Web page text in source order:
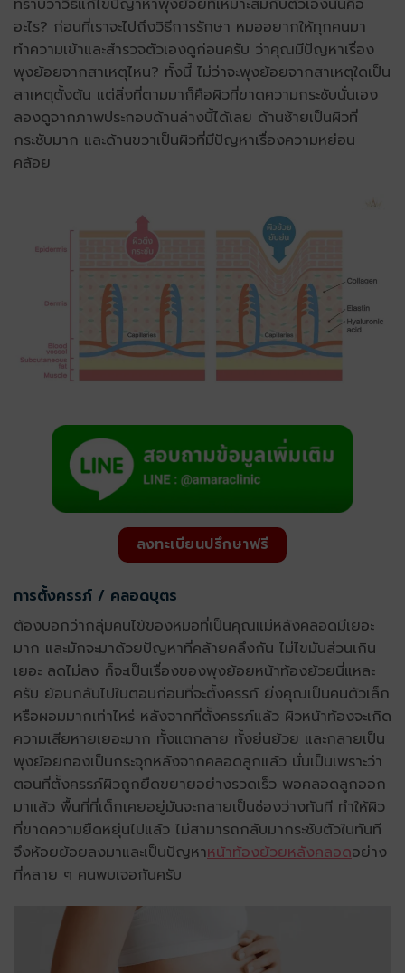
ทราบว่าวิธีแก้ไขปัญาหาพุงย้อยที่เหมาะสมกับตัวเองนั้นคือ
อะไร? ก่อนที่เราจะไปถึงวิธีการรักษา หมออยากให้ทุกคนมา
ทำความเข้าและสำรวจตัวเองดูก่อนครับ ว่าคุณมีปัญหาเรื่อง
พุงย้อยจากสาเหตุไหน? ทั้งนี้ ไม่ว่าจะพุงย้อยจากสาเหตุใดเป็น
สาเหตุตั้งต้น แต่สิ่งที่ตามมาก็คือผิวที่ขาดความกระชับนั่นเอง
ลองดูจากภาพประกอบด้านล่างนี้ได้เลย ด้านซ้ายเป็นผิวที่
กระชับมาก และด้านขวาเป็นผิวที่มีปัญหาเรื่องความหย่อน
คล้อย
ลงทะเบียนปรึกษาฟรี
การตั้งครรภ์ / คลอดบุตร
ต้องบอกว่ากลุ่มคนไข้ของหมอที่เป็นคุณแม่หลังคลอดมีเยอะ
มาก และมักจะมาด้วยปัญหาที่คล้ายคลึงกัน ไม่ไขมันส่วนเกิน
เยอะ ลดไม่ลง ก็จะเป็นเรื่องของพุงย้อยหน้าท้องย้วยนี่แหละ
ครับ ย้อนกลับไปในตอนก่อนที่จะตั้งครรภ์ ยิ่งคุณเป็นคนตัวเล็ก
หรือผอมมากเท่าไหร่ หลังจากที่ตั้งครรภ์แล้ว ผิวหน้าท้องจะเกิด
ความเสียหายเยอะมาก ทั้งแตกลาย ทั้งย่นย้วย และกลายเป็น
พุงย้อยกองเป็นกระจุกหลังจากคลอดลูกแล้ว นั่นเป็นเพราะว่า
ตอนที่ตั้งครรภ์ผิวถูกยืดขยายอย่างรวดเร็ว พอคลอดลูกออก
มาแล้ว พื้นที่ที่เด็กเคยอยู่มันจะกลายเป็นช่องว่างทันที ทำให้ผิว
ที่ขาดความยืดหยุ่นไปแล้ว ไม่สามารถกลับมากระชับตัวในทันที
จึงห้อยย้อยลงมาและเป็นปัญหาหน้าท้องย้วยหลังคลอดอย่าง
ที่หลาย ๆ คนพบเจอกันครับ